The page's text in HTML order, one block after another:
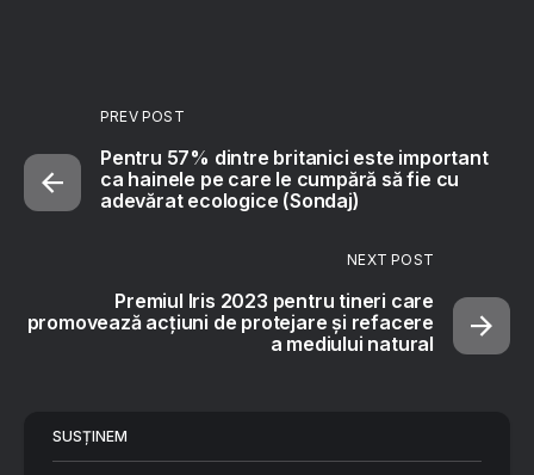
PREV POST
Pentru 57% dintre britanici este important
ca hainele pe care le cumpără să fie cu
adevărat ecologice (Sondaj)
NEXT POST
Premiul Iris 2023 pentru tineri care
promovează acțiuni de protejare și refacere
a mediului natural
SUSȚINEM